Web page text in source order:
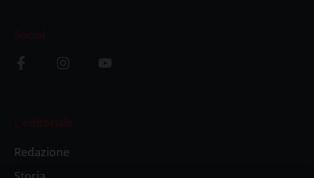
Social
L’editoriale
Redazione